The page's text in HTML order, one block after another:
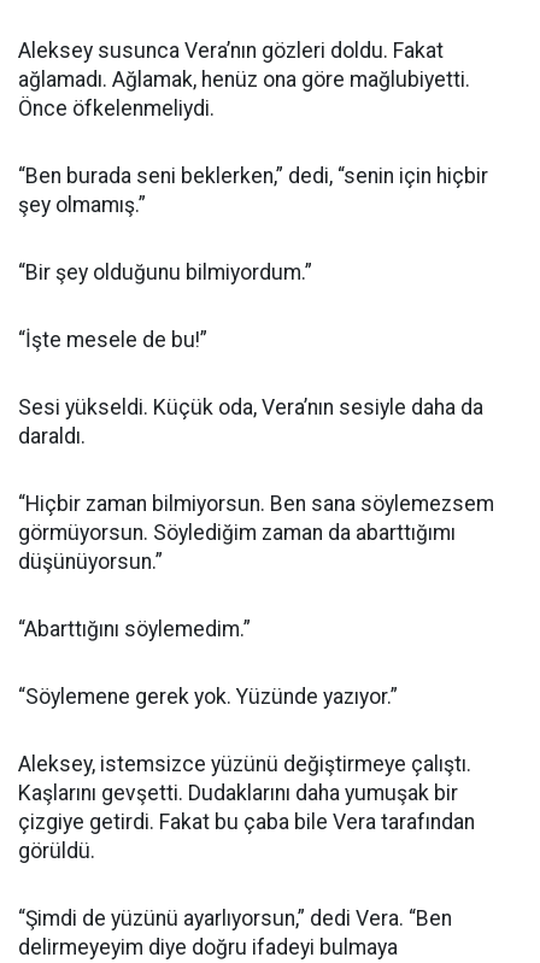
Aleksey susunca Vera’nın gözleri doldu. Fakat
ağlamadı. Ağlamak, henüz ona göre mağlubiyetti.
Önce öfkelenmeliydi.
“Ben burada seni beklerken,” dedi, “senin için hiçbir
şey olmamış.”
“Bir şey olduğunu bilmiyordum.”
“İşte mesele de bu!”
Sesi yükseldi. Küçük oda, Vera’nın sesiyle daha da
daraldı.
“Hiçbir zaman bilmiyorsun. Ben sana söylemezsem
görmüyorsun. Söylediğim zaman da abarttığımı
düşünüyorsun.”
“Abarttığını söylemedim.”
“Söylemene gerek yok. Yüzünde yazıyor.”
Aleksey, istemsizce yüzünü değiştirmeye çalıştı.
Kaşlarını gevşetti. Dudaklarını daha yumuşak bir
çizgiye getirdi. Fakat bu çaba bile Vera tarafından
görüldü.
“Şimdi de yüzünü ayarlıyorsun,” dedi Vera. “Ben
delirmeyeyim diye doğru ifadeyi bulmaya